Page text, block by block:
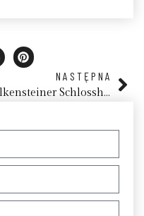
NASTĘPNA
Falkensteiner Schlosshotel Velden